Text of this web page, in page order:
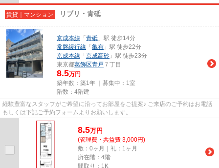
賃貸｜マンション リブリ・青砥
京成本線 「 青砥 」駅 徒歩14分
常磐緩行線 「 亀有 」駅 徒歩22分
京成本線 「 京成高砂 」駅 徒歩23分
東京都葛飾区青戸 ７丁目
8.5万円
築年数：築1年 ｜募集中： 1室
階数：4階建
経験豊富なスタッフがご希望に沿ってお部屋をご提案♪ ご来店のご予約はお電話
もしくは下記ご予約フォームよりお願いします。
8.5万円
(管理費・共益費 3,000円)
敷：0ヶ月｜礼：1ヶ月
所在階：4階
間取り：1K